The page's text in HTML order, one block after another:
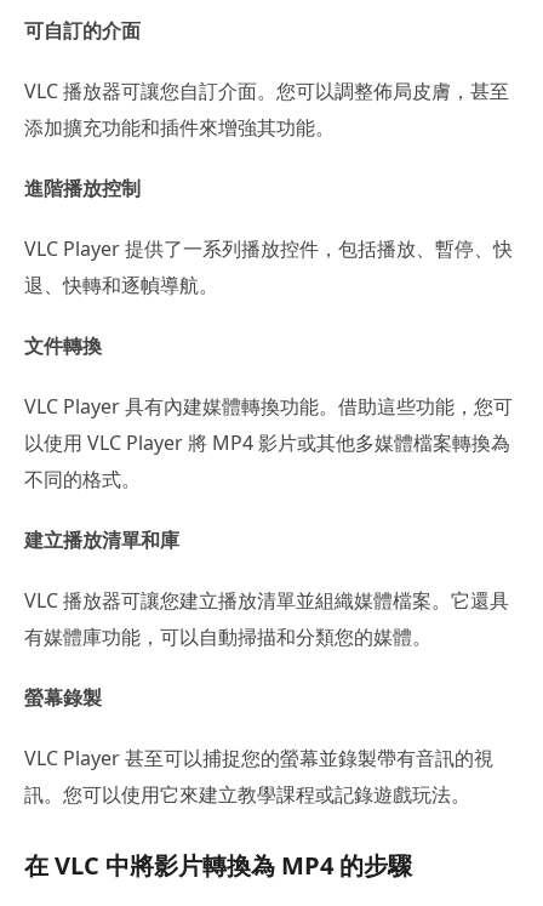
可自訂的介面
VLC 播放器可讓您自訂介面。您可以調整佈局皮膚，甚至
添加擴充功能和插件來增強其功能。
進階播放控制
VLC Player 提供了一系列播放控件，包括播放、暫停、快
退、快轉和逐幀導航。
文件轉換
VLC Player 具有內建媒體轉換功能。借助這些功能，您可
以使用 VLC Player 將 MP4 影片或其他多媒體檔案轉換為
不同的格式。
建立播放清單和庫
VLC 播放器可讓您建立播放清單並組織媒體檔案。它還具
有媒體庫功能，可以自動掃描和分類您的媒體。
螢幕錄製
VLC Player 甚至可以捕捉您的螢幕並錄製帶有音訊的視
訊。您可以使用它來建立教學課程或記錄遊戲玩法。
在 VLC 中將影片轉換為 MP4 的步驟